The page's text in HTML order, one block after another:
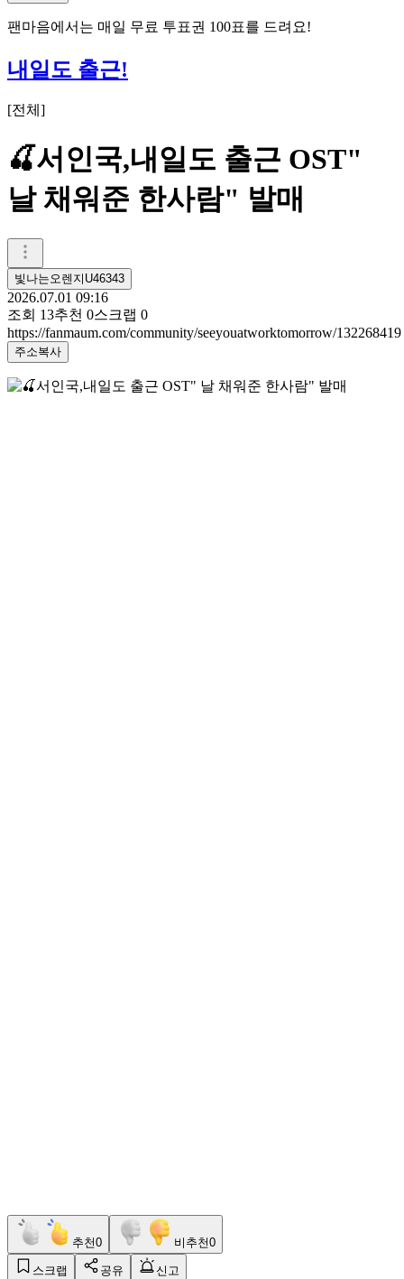
팬마음에서는 매일 무료 투표권 100표를 드려요!
내일도 출근!
[전체 ]
🍒서인국,내일도 출근 OST"
날 채워준 한사람" 발매
빛나는오렌지U46343
2026.07.01 09:16
조회 13추천 0스크랩 0
https://fanmaum.com/community/seeyouatworktomorrow/132268419
주소복사
추천0 비추천0
스크랩 공유
신고